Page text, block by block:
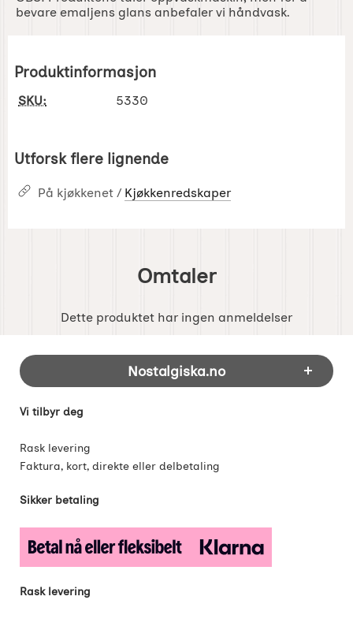
bevare emaljens glans anbefaler vi håndvask.
Produktinformasjon
SKU: 5330
Utforsk flere lignende
På kjøkkenet / Kjøkkenredskaper
Omtaler
Dette produktet har ingen anmeldelser
Footer-innhold Blandet informasjon og
Nostalgiska.no
Vi tilbyr deg
Rask levering
Faktura, kort, direkte eller delbetaling
Sikker betaling
Rask levering